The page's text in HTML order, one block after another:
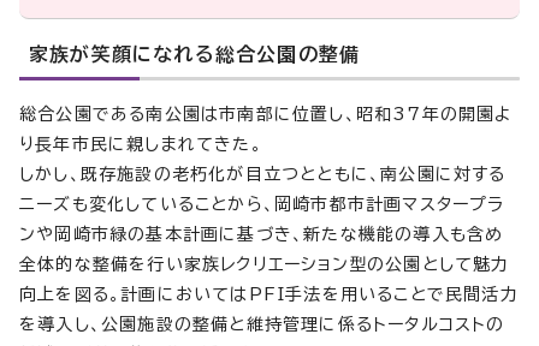
家族が笑顔になれる総合公園の整備
総合公園である南公園は市南部に位置し、昭和37年の開園よ
り長年市民に親しまれてきた。
しかし、既存施設の老朽化が目立つとともに、南公園に対する
ニーズも変化していることから、岡崎市都市計画マスタープラ
ンや岡崎市緑の基本計画に基づき、新たな機能の導入も含め
全体的な整備を行い家族レクリエーション型の公園として魅力
向上を図る。計画においてはPFI手法を用いることで民間活力
を導入し、公園施設の整備と維持管理に係るトータルコストの